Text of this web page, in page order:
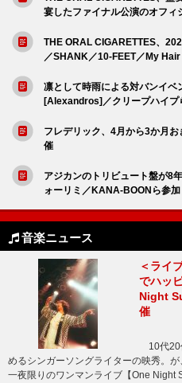
宴したファイナル公演のオフィ
THE ORAL CIGARETTES、
／SHANK／10-FEET／My
凛として時雨による対バンイベ
[Alexandros]／クリープハイプ
フレデリック、4月から3か月
催
アジカンのトリビュート盤が8
ォーリミ／KANA-BOONら参加
音楽ニュース
＜ライ
でハッ
Night
催
10代20
めるシンガーソングライターの映秀。
一夜限りのワンマンライブ【One Night